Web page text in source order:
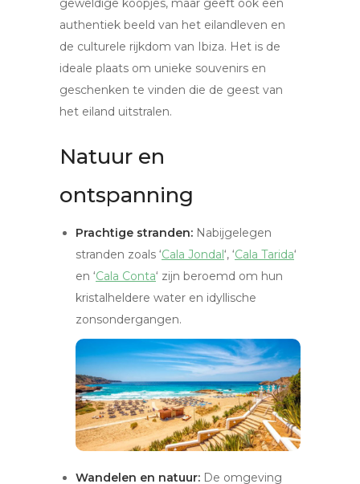
geweldige koopjes, maar geeft ook een
authentiek beeld van het eilandleven en
de culturele rijkdom van Ibiza. Het is de
ideale plaats om unieke souvenirs en
geschenken te vinden die de geest van
het eiland uitstralen.
Natuur en
ontspanning
Prachtige stranden: Nabijgelegen
stranden zoals ‘Cala Jondal ‘, ‘Cala Tarida‘
en ‘Cala Conta‘ zijn beroemd om hun
kristalheldere water en idyllische
zonsondergangen.
Wandelen en natuur: De omgeving